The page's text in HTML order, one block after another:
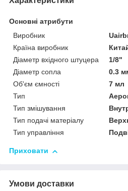
Основні атрибути
Виробник
Країна виробник
Діаметр вхідного штуцера
1/8"
Діаметр сопла
0.3
Об'єм ємності
7 мл
Тип
Тип змішування
Тип подачі матеріалу
Тип управління
Приховати
Умови доставки